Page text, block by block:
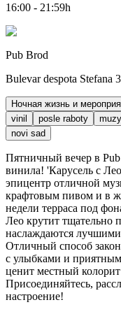
16:00 - 21:59h
Pub Brod
Bulevar despota Stefana
Ночная жизнь и
vinil
posle raboty
novi sad
Пятничный вечер в
винила! 'Карусель с
эпицентр отличной
крафтовым пивом и в
недели терраса под
Лео крутит тщательно
наслаждаются
Отличный способ
с улыбками и
ценит местный
Присоединяйтесь,
настроение!